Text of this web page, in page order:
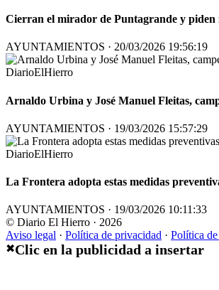
Cierran el mirador de Puntagrande y piden
AYUNTAMIENTOS · 20/03/2026 19:56:19
DiarioElHierro
Arnaldo Urbina y José Manuel Fleitas,
AYUNTAMIENTOS · 19/03/2026 15:57:29
DiarioElHierro
La Frontera adopta estas medidas
AYUNTAMIENTOS · 19/03/2026 10:11:33
© Diario El Hierro · 2026
Aviso legal · Política de privacidad · Política
✖Clic en la publicidad a insertar